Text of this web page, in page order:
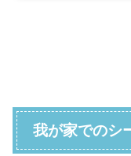
我が家でのシ